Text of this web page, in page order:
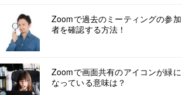
Zoomで過去のミーティングの参加
者を確認する方法！
Zoomで画面共有のアイコンが緑に
なっている意味は？